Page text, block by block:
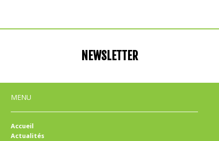
NEWSLETTER
MENU
Accueil
Actualités